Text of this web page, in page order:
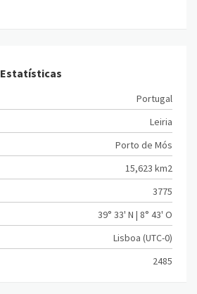
Estatísticas
Portugal
Leiria
Porto de Mós
15,623 km2
3775
39° 33' N | 8° 43' O
Lisboa (UTC-0)
2485